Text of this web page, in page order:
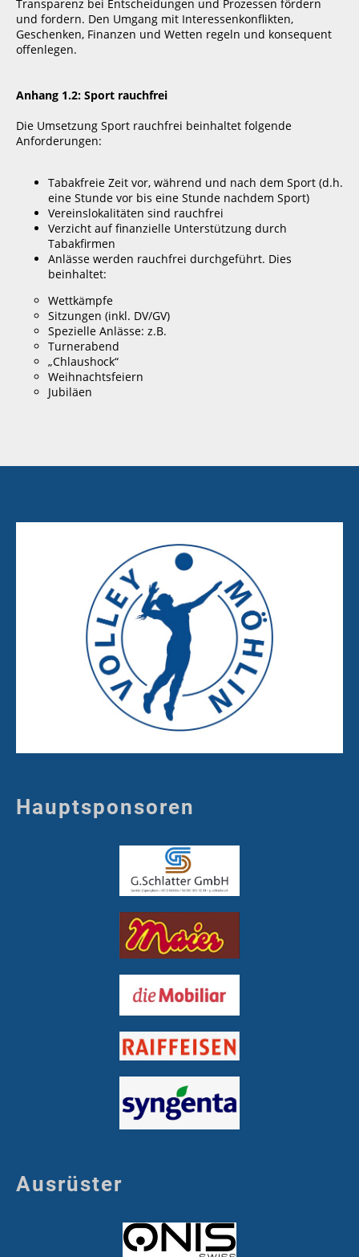
Transparenz bei Entscheidungen und Prozessen fördern
und fordern. Den Umgang mit Interessenkonflikten,
Geschenken, Finanzen und Wetten regeln und konsequent
offenlegen.
Anhang 1.2: Sport rauchfrei
Die Umsetzung Sport rauchfrei beinhaltet folgende
Anforderungen:
Tabakfreie Zeit vor, während und nach dem Sport (d.h.
eine Stunde vor bis eine Stunde nachdem Sport)
Vereinslokalitäten sind rauchfrei
Verzicht auf finanzielle Unterstützung durch
Tabakfirmen
Anlässe werden rauchfrei durchgeführt. Dies
beinhaltet:
Wettkämpfe
Sitzungen (inkl. DV/GV)
Spezielle Anlässe: z.B.
Turnerabend
„Chlaushock“
Weihnachtsfeiern
Jubiläen
Hauptsponsoren
Ausrüster